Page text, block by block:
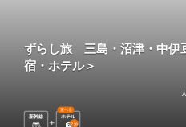
ずらし旅 三島・沼津・中
宿・ホテル＞
新幹線 ホテル
選べる
2泊